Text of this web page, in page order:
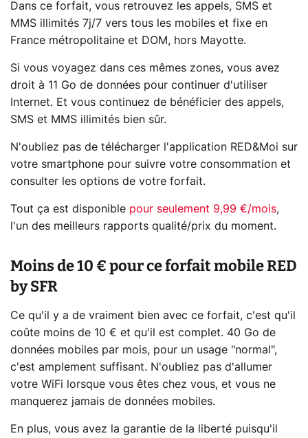
Dans ce forfait, vous retrouvez les appels, SMS et
MMS illimités 7j/7 vers tous les mobiles et fixe en
France métropolitaine et DOM, hors Mayotte.
Si vous voyagez dans ces mêmes zones, vous avez
droit à 11 Go de données pour continuer d'utiliser
Internet. Et vous continuez de bénéficier des appels,
SMS et MMS illimités bien sûr.
N'oubliez pas de télécharger l'application RED&Moi sur
votre smartphone pour suivre votre consommation et
consulter les options de votre forfait.
Tout ça est disponible pour seulement 9,99 €/mois,
l'un des meilleurs rapports qualité/prix du moment.
Moins de 10 € pour ce forfait mobile RED
by SFR
Ce qu'il y a de vraiment bien avec ce forfait, c'est qu'il
coûte moins de 10 € et qu'il est complet. 40 Go de
données mobiles par mois, pour un usage "normal",
c'est amplement suffisant. N'oubliez pas d'allumer
votre WiFi lorsque vous êtes chez vous, et vous ne
manquerez jamais de données mobiles.
En plus, vous avez la garantie de la liberté puisqu'il